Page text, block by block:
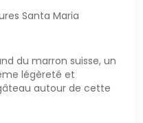
Santa Maria
du marron suisse, un
légèreté et
autour de cette